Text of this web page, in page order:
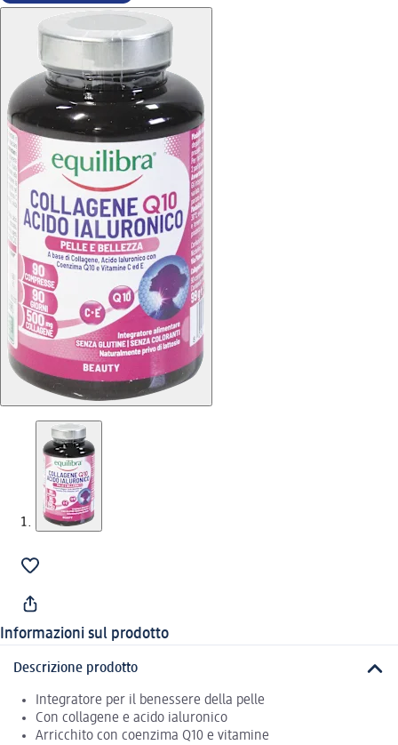
Informazioni sul prodotto
Descrizione prodotto
Integratore per il benessere della pelle
Con collagene e acido ialuronico
Arricchito con coenzima Q10 e vitamine